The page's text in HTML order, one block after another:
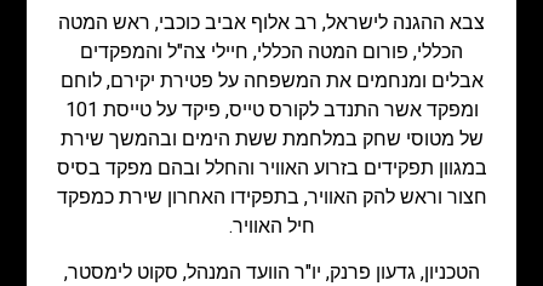
צבא ההגנה לישראל, רב אלוף אביב כוכבי, ראש המטה
הכללי, פורום המטה הכללי, חיילי צה"ל והמפקדים
אבלים ומנחמים את המשפחה על פטירת יקירם, לוחם
ומפקד אשר התנדב לקורס טייס, פיקד על טייסת 101
של מטוסי שחק במלחמת ששת הימים ובהמשך שירת
במגוון תפקידים בזרוע האוויר והחלל ובהם מפקד בסיס
חצור וראש להק האוויר, בתפקידו האחרון שירת כמפקד
חיל האוויר.
הטכניון, גדעון פרנק, יו"ר הוועד המנהל, סקוט לימסטר,